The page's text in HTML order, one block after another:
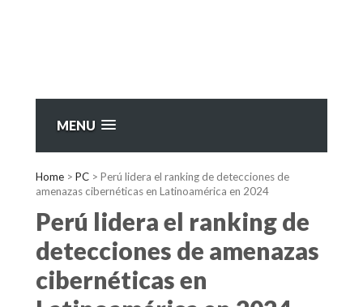
MENU
Home > PC > Perú lidera el ranking de detecciones de
amenazas cibernéticas en Latinoamérica en 2024
Perú lidera el ranking de
detecciones de amenazas
cibernéticas en